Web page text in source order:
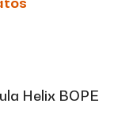
Helix BOPE